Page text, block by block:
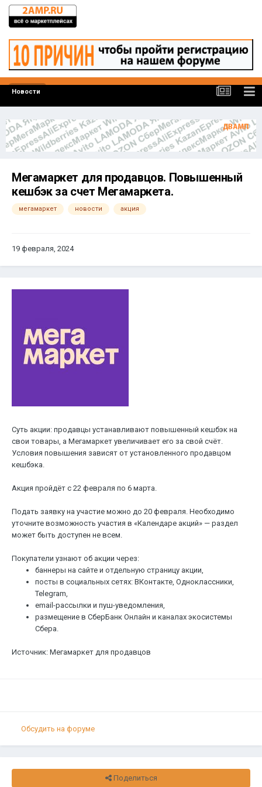
Новости
Мегамаркет для продавцов. Повышенный
кешбэк за счет Мегамаркета.
мегамаркет новости акция
19 февраля, 2024
Суть акции: продавцы устанавливают повышенный кешбэк на
свои товары, а Мегамаркет увеличивает его за свой счёт.
Условия повышения зависят от установленного продавцом
кешбэка.
Акция пройдёт с 22 февраля по 6 марта.
Подать заявку на участие можно до 20 февраля. Необходимо
уточните возможность участия в «Календаре акций» — раздел
может быть доступен не всем.
Покупатели узнают об акции через:
баннеры на сайте и отдельную страницу акции,
посты в социальных сетях: ВКонтакте, Одноклассники,
Telegram,
email-рассылки и пуш-уведомления,
размещение в СберБанк Онлайн и каналах экосистемы
Сбера.
Источник: Мегамаркет для продавцов
Обсудить на форуме
Поделиться